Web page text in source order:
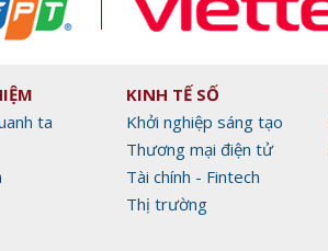
ta
KINH TẾ SỐ
Khởi nghiệp sáng tạo
Thương mại điện tử
Tài chính - Fintech
Thị trường